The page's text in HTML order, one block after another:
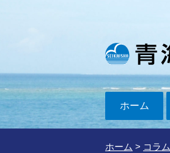
ホーム
ホーム > コラム